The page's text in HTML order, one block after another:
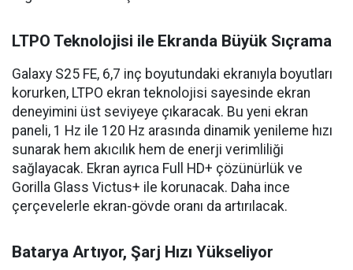
LTPO Teknolojisi ile Ekranda Büyük Sıçrama
Galaxy S25 FE, 6,7 inç boyutundaki ekranıyla boyutları
korurken, LTPO ekran teknolojisi sayesinde ekran
deneyimini üst seviyeye çıkaracak. Bu yeni ekran
paneli, 1 Hz ile 120 Hz arasında dinamik yenileme hızı
sunarak hem akıcılık hem de enerji verimliliği
sağlayacak. Ekran ayrıca Full HD+ çözünürlük ve
Gorilla Glass Victus+ ile korunacak. Daha ince
çerçevelerle ekran-gövde oranı da artırılacak.
Batarya Artıyor, Şarj Hızı Yükseliyor